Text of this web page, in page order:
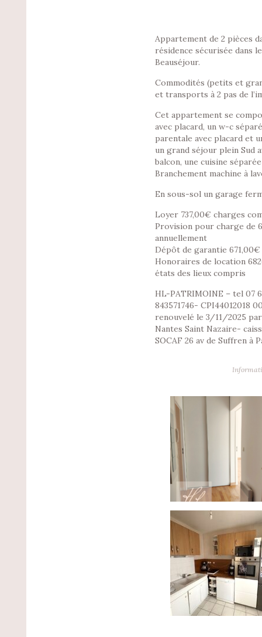
Appartement de 2 pièces
résidence sécurisée dans
Beauséjour.
Commodités (petits et
et transports à 2 pas de
Cet appartement se
avec placard, un w-c
parentale avec placard et
un grand séjour plein Sud
balcon, une cuisine
Branchement machine à
En sous-sol un garage
Loyer 737,00€ charges
Provision pour charge de
annuellement
Dépôt de garantie 671,00€
Honoraires de location
états des lieux compris
HL-PATRIMOINE – tel 07
843571746- CPI44012018
renouvelé le 3/11/2025
Nantes Saint Nazaire-
SOCAF 26 av de Suffren à